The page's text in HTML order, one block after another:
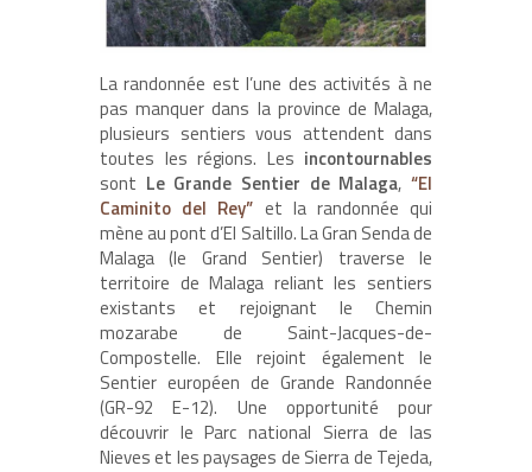
La randonnée est l’une des activités à ne
pas manquer dans la province de Malaga,
plusieurs sentiers vous attendent dans
toutes les régions. Les incontournables
sont Le Grande Sentier de Malaga,“El
Caminito del Rey” et la randonnée qui
mène au pont d’El Saltillo. La Gran Senda de
Malaga (le Grand Sentier) traverse le
territoire de Malaga reliant les sentiers
existants et rejoignant le Chemin
mozarabe de Saint-Jacques-de-
Compostelle. Elle rejoint également le
Sentier européen de Grande Randonnée
(GR-92 E-12). Une opportunité pour
découvrir le Parc national Sierra de las
Nieves et les paysages de Sierra de Tejeda,